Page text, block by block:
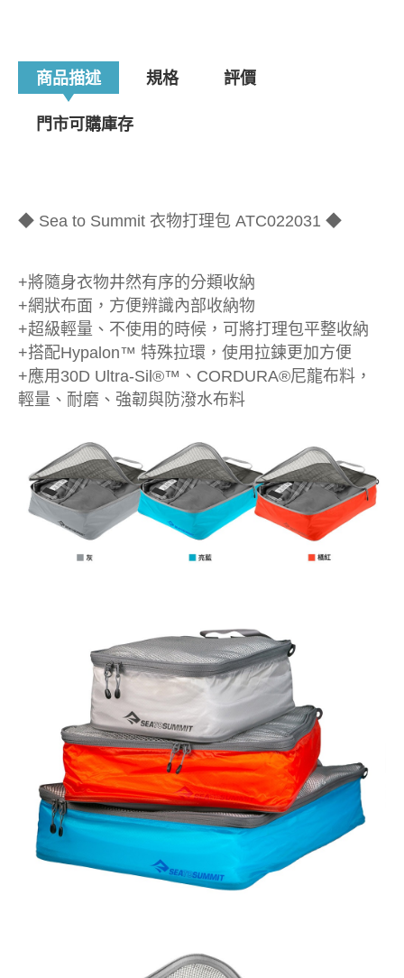
商品描述 規格 評價
門市可購庫存
◆ Sea to Summit 衣物打理包 ATC022031 ◆
+將隨身衣物井然有序的分類收納
+網狀布面，方便辨識內部收納物
+超級輕量、不使用的時候，可將打理包平整收納
+搭配Hypalon™ 特殊拉環，使用拉鍊更加方便
+應用30D Ultra-Sil®™、CORDURA®尼龍布料，
輕量、耐磨、強韌與防潑水布料